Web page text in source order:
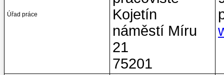
Úřad práce
Kojetín
náměstí Míru
21
75201